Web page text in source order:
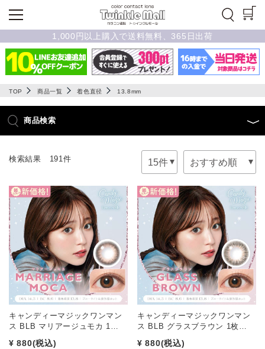
1,000円以上購入で送料無料、365日出荷
TOP 商品一覧 着色直径 13.8mm
商品検索
検索結果 191件
キャンディーマジックワンマン
ス BLB マリアージュモカ 1…
¥ 880(税込)
キャンディーマジックワンマン
ス BLB グラスブラウン 1枚…
¥ 880(税込)